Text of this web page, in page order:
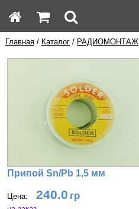
Главная/ Каталог/ РАДИОМОНТАЖ
Припой Sn/Pb 1,5 мм
Цена: 240.0